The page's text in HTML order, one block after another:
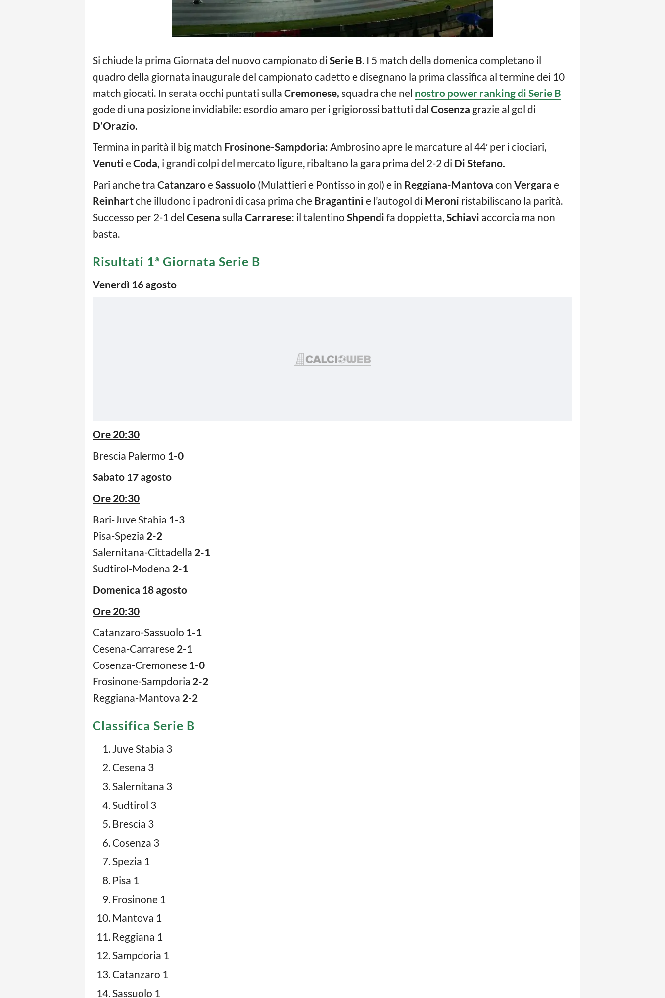
Si chiude la prima Giornata del nuovo campionato di Serie B. I 5 match della domenica completano il
quadro della giornata inaugurale del campionato cadetto e disegnano la prima classifica al termine dei 10
match giocati. In serata occhi puntati sulla Cremonese, squadra che nel nostro power ranking di Serie B
gode di una posizione invidiabile: esordio amaro per i grigiorossi battuti dal Cosenza grazie al gol di
D’Orazio.
Termina in parità il big match Frosinone-Sampdoria: Ambrosino apre le marcature al 44′ per i ciociari,
Venuti eCoda, i grandi colpi del mercato ligure, ribaltano la gara prima del 2-2 di Di Stefano.
Pari anche tra CatanzaroeSassuolo (Mulattieri e Pontisso in gol) e in Reggiana-Mantova con Vergara e
Reinhartche illudono i padroni di casa prima che Bragantini e l’autogol di Meroni ristabiliscano la parità.
Successo per 2-1 del Cesena sulla Carrarese: il talentino Shpendi fa doppietta,Schiavi accorcia ma non
basta.
Risultati 1ª Giornata Serie B
Venerdì 16 agosto
Ore 20:30
Brescia Palermo 1-0
Sabato 17 agosto
Ore 20:30
Bari-Juve Stabia 1-3
Pisa-Spezia 2-2
Salernitana-Cittadella 2-1
Sudtirol-Modena 2-1
Domenica 18 agosto
Ore 20:30
Catanzaro-Sassuolo 1-1
Cesena-Carrarese 2-1
Cosenza-Cremonese 1-0
Frosinone-Sampdoria 2-2
Reggiana-Mantova 2-2
Classifica Serie B
Juve Stabia 3
Cesena 3
Salernitana 3
Sudtirol 3
Brescia 3
Cosenza 3
Spezia 1
Pisa 1
Frosinone 1
Mantova 1
Reggiana 1
Sampdoria 1
Catanzaro 1
Sassuolo 1